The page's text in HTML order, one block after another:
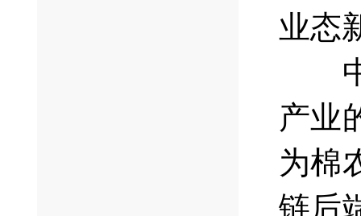
业态
中
产业
为棉
链后